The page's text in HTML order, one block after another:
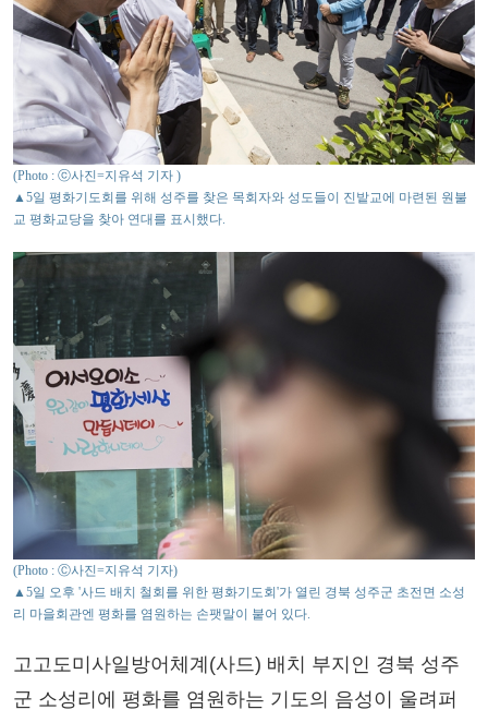
(Photo : ⓒ사진=지유석 기자 )
▲5일 평화기도회를 위해 성주를 찾은 목회자와 성도들이 진밭교에 마련된 원불
교 평화교당을 찾아 연대를 표시했다.
(Photo : Ⓒ사진=지유석 기자)
▲5일 오후 '사드 배치 철회를 위한 평화기도회'가 열린 경북 성주군 초전면 소성
리 마을회관엔 평화를 염원하는 손팻말이 붙어 있다.
고고도미사일방어체계(사드) 배치 부지인 경북 성주
군 소성리에 평화를 염원하는 기도의 음성이 울려퍼